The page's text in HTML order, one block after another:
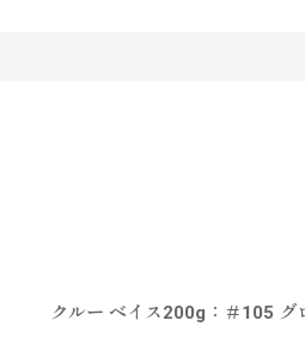
クルー ベイス200g：＃105 グ